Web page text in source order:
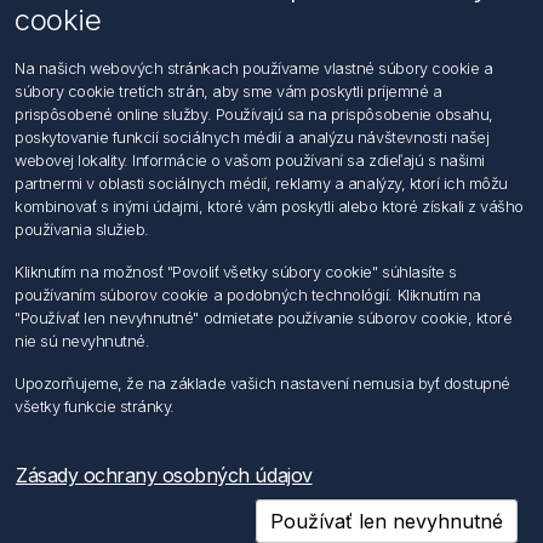
Kontaktujte nás
Informácie
Imprint
Vyhlásenie k ochrane údajov
Všeobecné dodacie a obchodné podmienky
Obchodný zástupca
Môj účet
Môj účet
Objednávky
Adresy
cookie
Na našich webových stránkach používame vlastné súbory cookie a
súbory cookie tretích strán, aby sme vám poskytli príjemné a
prispôsobené online služby. Používajú sa na prispôsobenie obsahu,
poskytovanie funkcií sociálnych médií a analýzu návštevnosti našej
webovej lokality. Informácie o vašom používaní sa zdieľajú s našimi
partnermi v oblasti sociálnych médií, reklamy a analýzy, ktorí ich môžu
kombinovať s inými údajmi, ktoré vám poskytli alebo ktoré získali z vášho
používania služieb.
Kliknutím na možnosť "Povoliť všetky súbory cookie" súhlasíte s
používaním súborov cookie a podobných technológií. Kliknutím na
"Používať len nevyhnutné" odmietate používanie súborov cookie, ktoré
nie sú nevyhnutné.
Upozorňujeme, že na základe vašich nastavení nemusia byť dostupné
všetky funkcie stránky.
Zásady ochrany osobných údajov
Používať len nevyhnutné